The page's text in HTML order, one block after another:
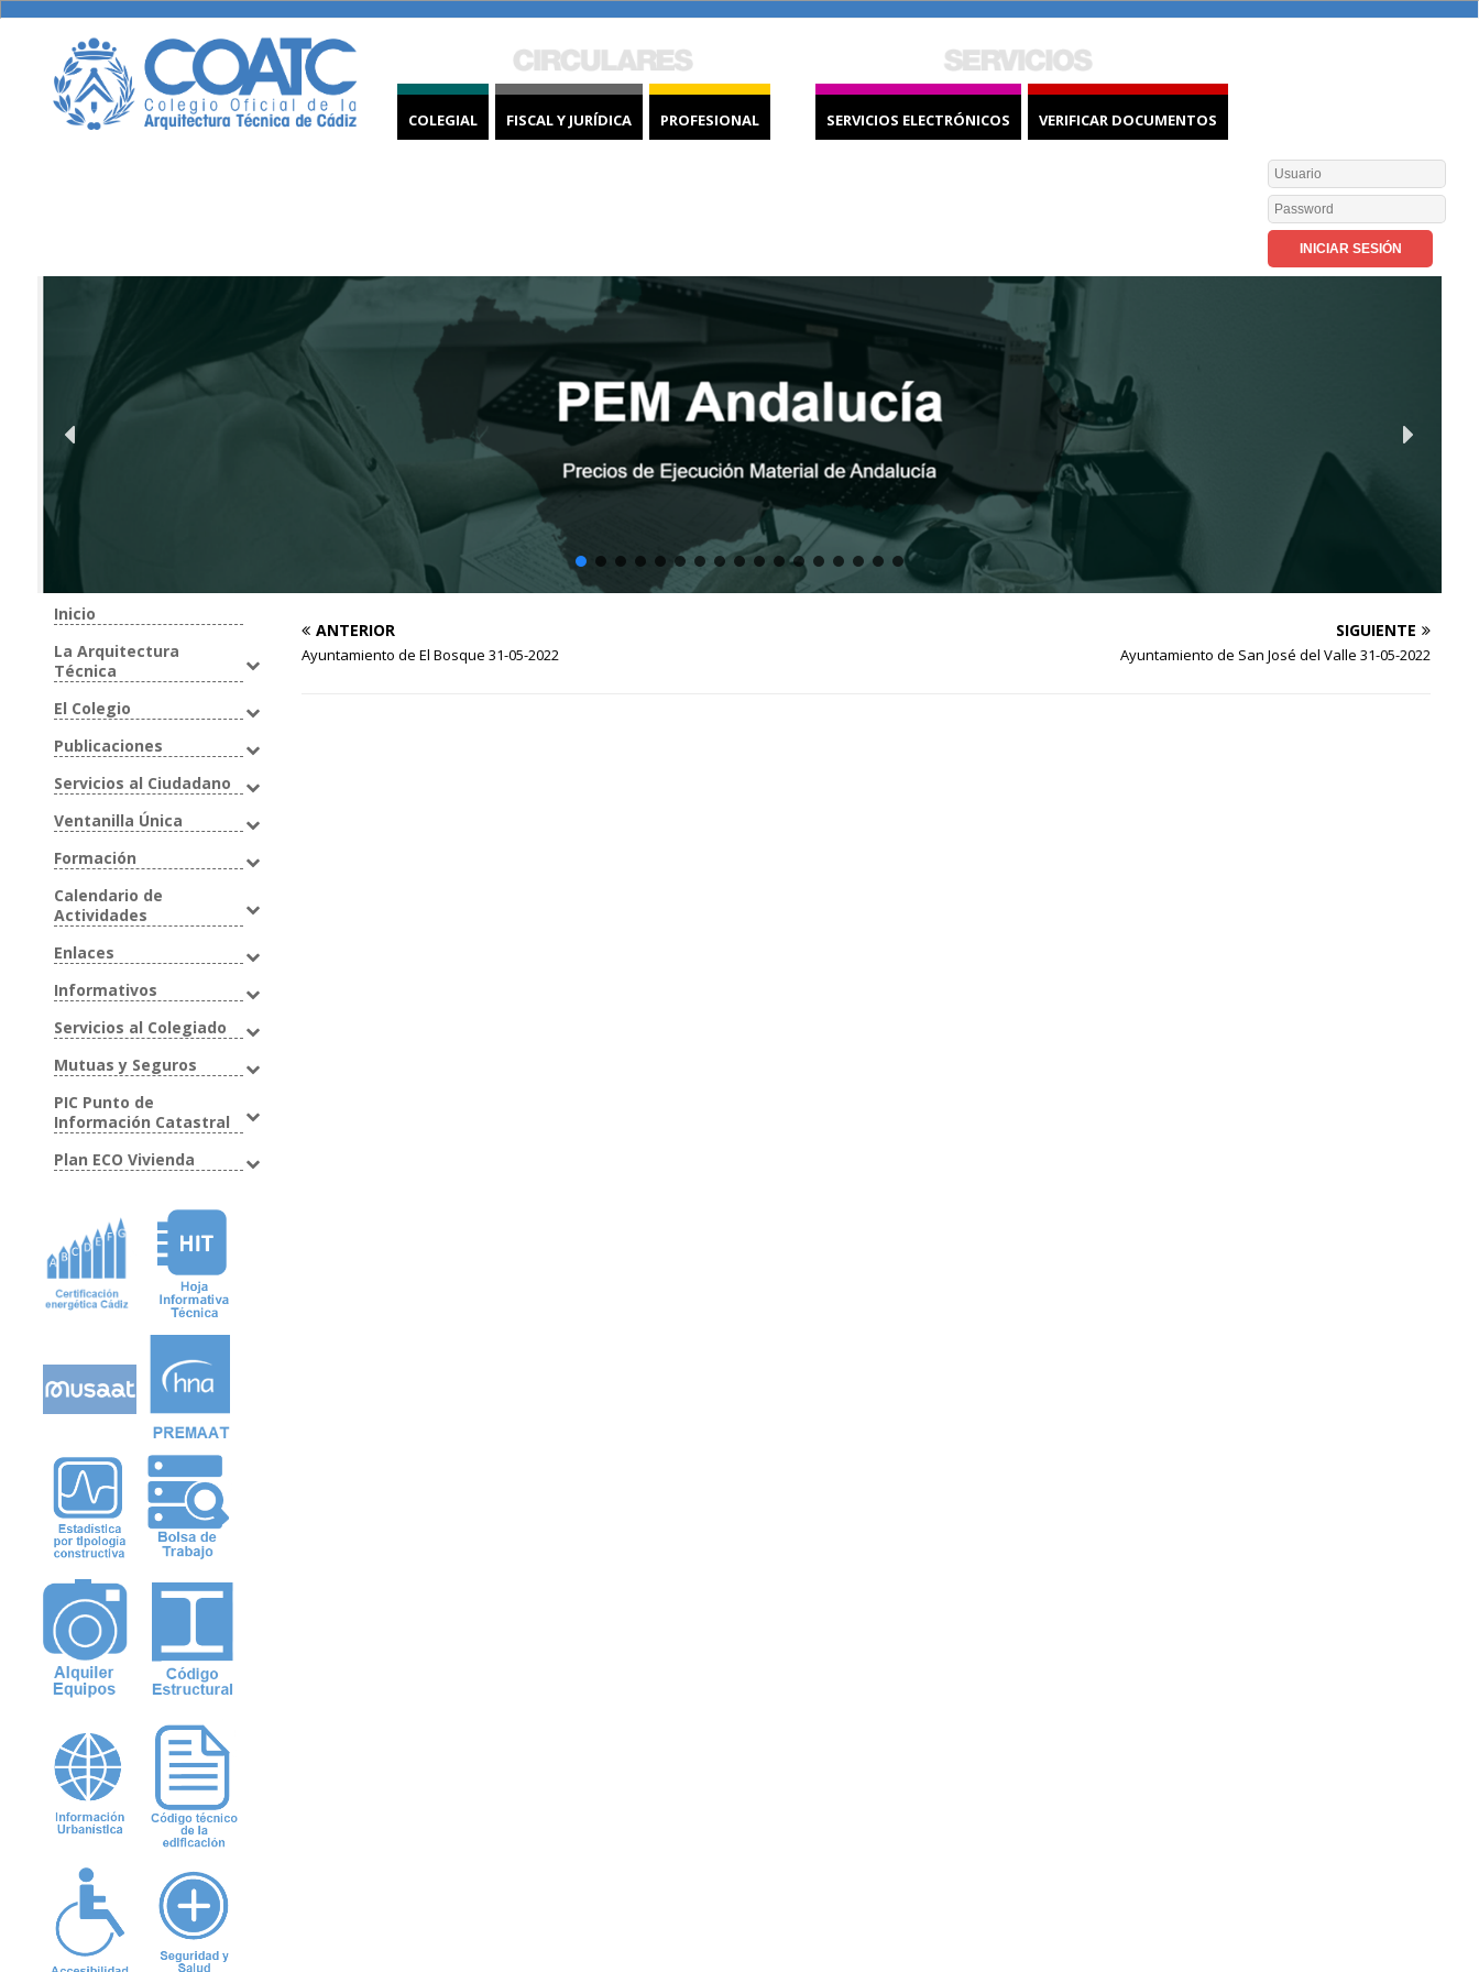
COLEGIAL FISCAL Y JURÍDICA PROFESIONAL SERVICIOS ELECTRÓNICOS VERIFICAR DOCUMENTOS
ANTERIOR
Ayuntamiento de El Bosque 31-05-2022
SIGUIENTE
Ayuntamiento de San José del Valle 31-05-2022
Inicio
La Arquitectura
Técnica
El Colegio
Publicaciones
Servicios al Ciudadano
Ventanilla Única
Formación
Calendario de
Actividades
Enlaces
Informativos
Servicios al Colegiado
Mutuas y Seguros
PIC Punto de
Información Catastral
Plan ECO Vivienda